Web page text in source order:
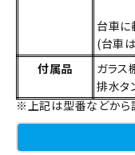
台車に
(台車
付属品
ガラス
排水タ
※上記は型番などから